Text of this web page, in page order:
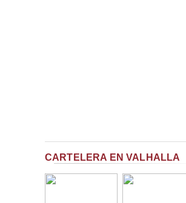
CARTELERA EN VALHALLA